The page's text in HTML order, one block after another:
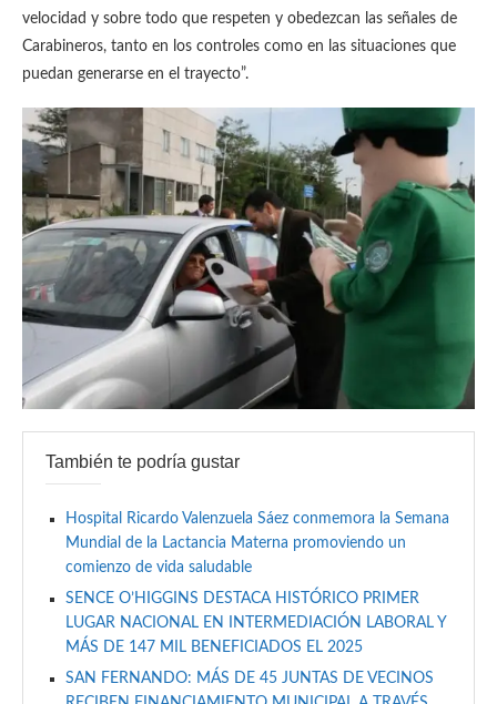
velocidad y sobre todo que respeten y obedezcan las señales de
Carabineros, tanto en los controles como en las situaciones que
puedan generarse en el trayecto”.
También te podría gustar
Hospital Ricardo Valenzuela Sáez conmemora la Semana
Mundial de la Lactancia Materna promoviendo un
comienzo de vida saludable
SENCE O’HIGGINS DESTACA HISTÓRICO PRIMER
LUGAR NACIONAL EN INTERMEDIACIÓN LABORAL Y
MÁS DE 147 MIL BENEFICIADOS EL 2025
SAN FERNANDO: MÁS DE 45 JUNTAS DE VECINOS